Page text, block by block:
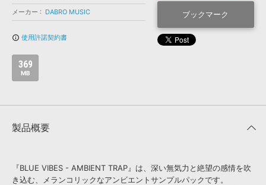
APS
SLS
メーカー
DABRO MUSIC
info_outline 使用許諾契約書
369
MB
ブックマーク
製品概要
『BLUE VIBES - AMBIENT TRAP』は、深い無気力と絶望の感情を吹
き込む、メランコリックなアンビエントサンプルパックです。